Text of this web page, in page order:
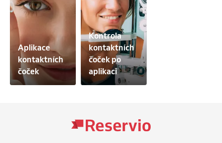
Aplikace
kontaktních
čoček
Kontrola
kontaktních
čoček po
aplikaci